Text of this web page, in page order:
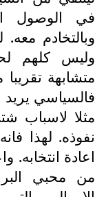
في الوصول
وبالتخادم
وليس كلهم
متشابهة
فالسياسي يريد
مثلا لاسباب
نفوذه. لهذا
اعادة انتخابه.
من محبي